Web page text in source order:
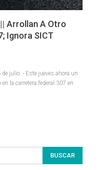
|| Arrollan A Otro
Ignora SICT
julio. - Este jueves ahora un
la carretera federal 307 en